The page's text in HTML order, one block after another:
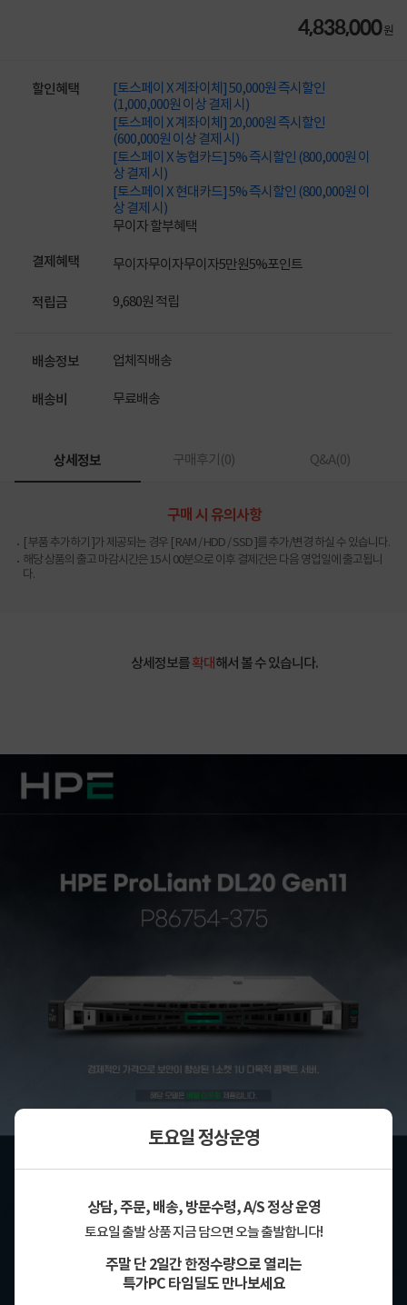
토요일 정상운영
상담, 주문, 배송, 방문수령, A/S 정상 운영
토요일 출발 상품 지금 담으면 오늘 출발합니다!
주말 단 2일간 한정수량으로 열리는
특가PC 타임딜도 만나보세요
4,838,000원
할인혜택
[토스페이 X 계좌이체] 50,000원 즉시할인
(1,000,000원 이상 결제 시)
[토스페이 X 계좌이체] 20,000원 즉시할인
(600,000원 이상 결제 시)
[토스페이 X 농협카드] 5% 즉시할인 (800,000원 이
상 결제 시)
[토스페이 X 현대카드] 5% 즉시할인 (800,000원 이
상 결제 시)
무이자 할부혜택
결제혜택 무이자무이자무이자5만원5%포인트
적립금 9,680원 적립
배송정보 업체직배송
배송비 무료배송
상세정보 구매후기(0) Q&A(0)
구매 시 유의사항
[ 부품 추가하기 ]가 제공되는 경우 [ RAM / HDD / SSD ]를 추가/변경 하실 수 있습니다.
해당 상품의 출고 마감시간은 15시 00분으로 이후 결제건은 다음 영업일에 출고됩니
다.
상세정보를확대해서 볼 수 있습니다.